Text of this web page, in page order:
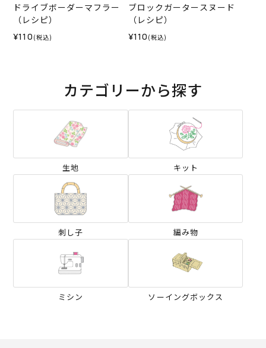
ドライブボーダーマフラー
（レシピ）
¥110 (税込)
ブロックガータースヌード
（レシピ）
¥110 (税込)
カテゴリーから探す
生地 キット
刺し子 編み物
ミシン ソーイングボックス